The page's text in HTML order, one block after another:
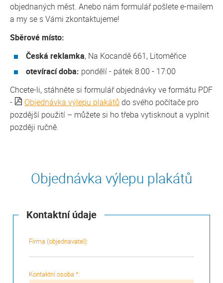
objednaných měst. Anebo nám formulář pošlete e-mailem
a my se s Vámi zkontaktujeme!
Sběrové místo:
Česká reklamka, Na Kocandě 661, Litoměřice
otevírací doba: pondělí - pátek 8:00 - 17:00
Chcete-li, stáhněte si formulář objednávky ve formátu PDF
-
Objednávka výlepu plakátů do svého počítače pro
pozdější použití – můžete si ho třeba vytisknout a vyplnit
později ručně.
Objednávka výlepu plakátů
Kontaktní údaje
Firma (objednavatel):
Kontaktní osoba *: